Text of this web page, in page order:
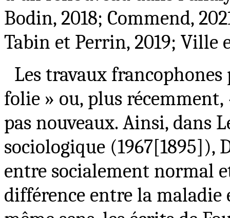
Bodin, 2018; Commend,
Tabin et Perrin, 2019; Ville
Les travaux
folie » ou, plus
pas nouveaux. Ainsi, dans
sociologique
entre socialement normal
différence entre la